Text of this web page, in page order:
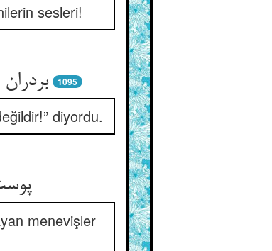
sesleri!
1095
diyordu.
menevişler